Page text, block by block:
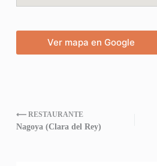
Ver mapa en Google
⟵ RESTAURANTE
Nagoya (Clara del Rey)